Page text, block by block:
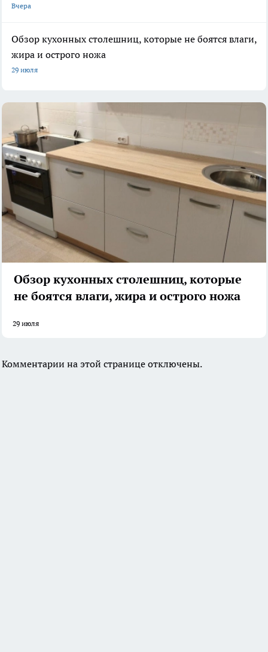
Вчера
Обзор кухонных столешниц, которые не боятся влаги,
жира и острого ножа
29 июля
Обзор кухонных столешниц, которые
не боятся влаги, жира и острого ножа
29 июля
Комментарии на этой странице отключены.